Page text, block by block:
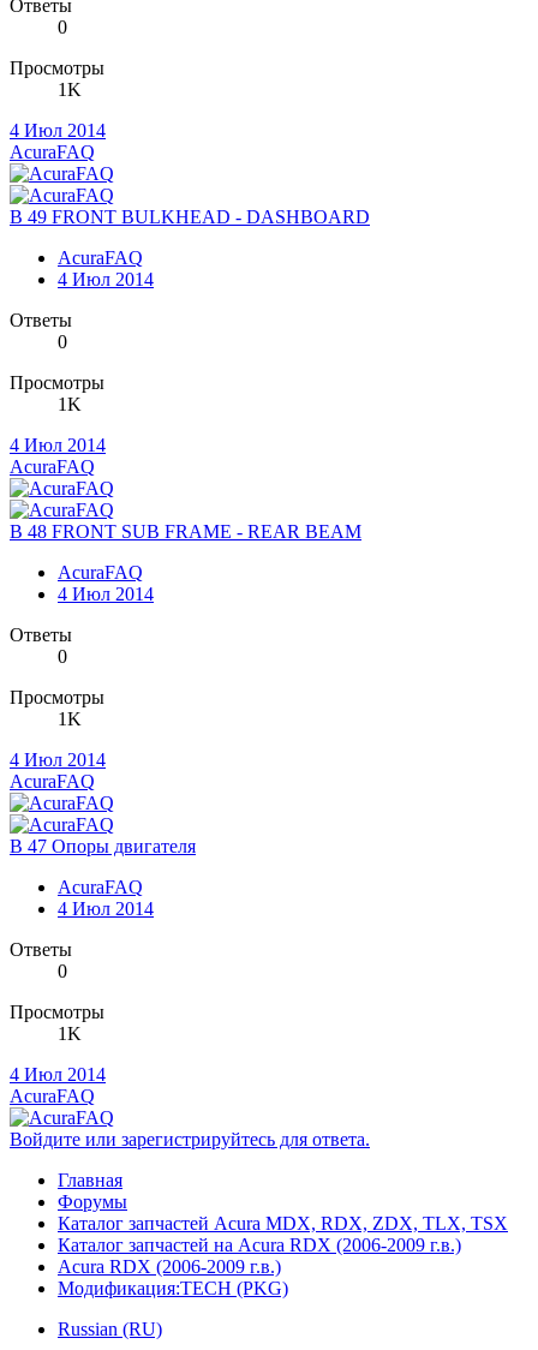
Ответы
0
Просмотры
1K
4 Июл 2014
AcuraFAQ
B 49 FRONT BULKHEAD - DASHBOARD
AcuraFAQ
4 Июл 2014
Ответы
0
Просмотры
1K
4 Июл 2014
AcuraFAQ
B 48 FRONT SUB FRAME - REAR BEAM
AcuraFAQ
4 Июл 2014
Ответы
0
Просмотры
1K
4 Июл 2014
AcuraFAQ
B 47 Опоры двигателя
AcuraFAQ
4 Июл 2014
Ответы
0
Просмотры
1K
4 Июл 2014
AcuraFAQ
Войдите или зарегистрируйтесь для ответа.
Главная
Форумы
Каталог запчастей Acura MDX, RDX, ZDX, TLX, TSX
Каталог запчастей на Acura RDX (2006-2009 г.в.)
Acura RDX (2006-2009 г.в.)
Модификация:TECH (PKG)
Russian (RU)